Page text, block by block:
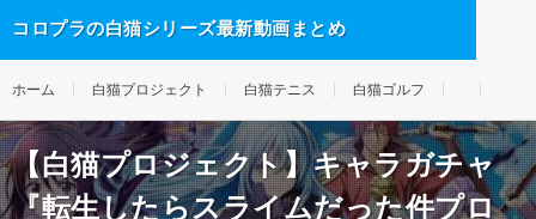
コロプラの白猫シリーズ最新動画まとめ
ホーム 白猫プロジェクト 白猫テニス 白猫ゴルフ
【白猫プロジェクト】キャラガチャ
『転生したらスライムだった件プロ